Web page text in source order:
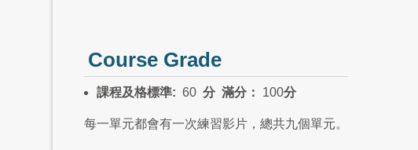
Course Grade
課程及格標準: 60 分 滿分： 100分
每一單元都會有一次練習影片，總共九個單元。